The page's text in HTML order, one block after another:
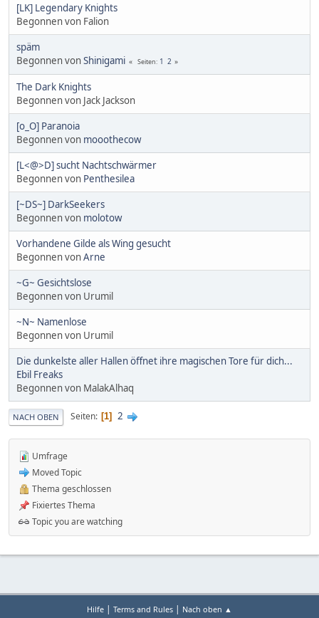
[LK] Legendary Knights
Begonnen von Falion
späm
Begonnen vonShinigami Seiten 1 2
The Dark Knights
Begonnen von Jack Jackson
[o_O] Paranoia
Begonnen von mooothecow
[L<@>D] sucht Nachtschwärmer
Begonnen von Penthesilea
[~DS~] DarkSeekers
Begonnen von molotow
Vorhandene Gilde als Wing gesucht
Begonnen vonArne
~G~ Gesichtslose
Begonnen von Urumil
~N~ Namenlose
Begonnen von Urumil
Die dunkelste aller Hallen öffnet ihre magischen Tore für dich...
Ebil Freaks
Begonnen von MalakAlhaq
NACH OBEN Seiten 1 2
Umfrage
Moved Topic
Thema geschlossen
Fixiertes Thema
Topic you are watching
Hilfe | Terms and Rules | Nach oben ▲